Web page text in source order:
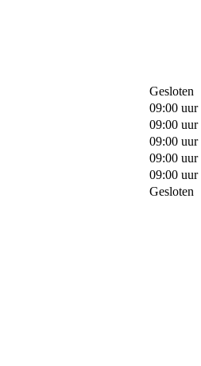
Gesloten
09:00
09:00
09:00
09:00
09:00
Gesloten